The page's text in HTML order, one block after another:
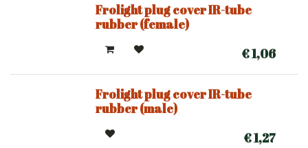
Frolight plug cover IR-tube
rubber (female)
€1,06
Frolight plug cover IR-tube
rubber (male)
€1,27